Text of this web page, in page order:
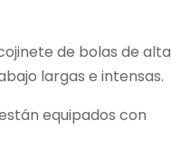
de bolas de alta
largas e intensas.
equipados con